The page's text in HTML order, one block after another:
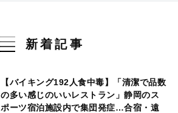
新着記事
【バイキング192人食中毒】「清潔で品数
の多い感じのいいレストラン」静岡のス
ポーツ宿泊施設内で集団発症…合宿・遠